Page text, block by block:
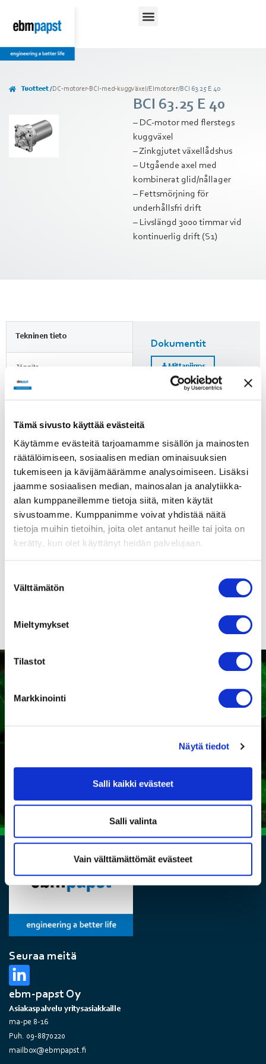
Tämä sivusto käyttää evästeitä
Käytämme evästeitä tarjoamamme sisällön ja mainosten
räätälöimiseen, sosiaalisen median ominaisuuksien
tukemiseen ja kävijämäärämme analysoimiseen. Lisäksi
jaamme sosiaalisen median, mainosalan ja analytiikka-
alan kumppaneillemme tietoja siitä, miten käytät
sivustoamme. Kumppanimme voivat yhdistää näitä
tietoja muihin tietoihin, joita olet antanut heille tai joita on
kerätty, kun olet käyttänyt heidän palvelujaan.
valinta
Välttämätön
Mieltymykset
Tilastot
Markkinointi
Näytä tiedot
Salli kaikki evästeet
Salli valinta
Vain välttämättömät evästeet
Tuotteet /DC-motorer-BCI-med-kuggväxel /Elmotorer/BCI 63.25 E 40
BCI 63.25 E 40
– DC-motor med flerstegs
kuggväxel
– Zinkgjutet växellådshus
– Utgående axel med
kombinerat glid/nållager
– Fettsmörjning för
underhållsfri drift
– Livslängd 3000 timmar vid
kontinuerlig drift (S1)
Tekninen tieto
Jännite
24 VDC
Kierrosluku
79 min-1
Paino
1.6 kg
Tuotenumero
9416325175
Dokumentit
Mittapiirros
ErP-direktiivi ei koske alle
125 W puhaltimia. Yli 125 W
puhaltimien kohdalle on
direktiivin vaatimukset.
turvamääräykset!
Ota yhteyttä
Seuraa meitä
ebm-papst Oy
Asiakaspalvelu yritysasiakkaille
ma-pe 8-16
Puh. 09-8870220
mailbox@ebmpapst.fi